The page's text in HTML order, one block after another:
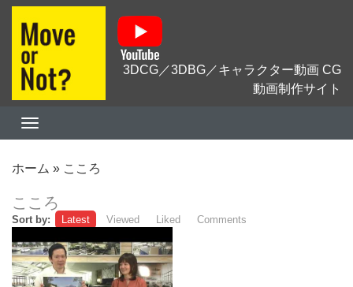
3DCG／3DBG／キャラクター動画 CG
動画制作サイト
ホーム » こころ
こころ
Sort by: Latest Viewed Liked Comments